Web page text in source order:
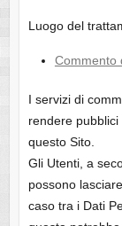
Luogo del
Commento
I servizi di
rendere
questo Sito.
Gli Utenti, a
possono
caso tra i Dati